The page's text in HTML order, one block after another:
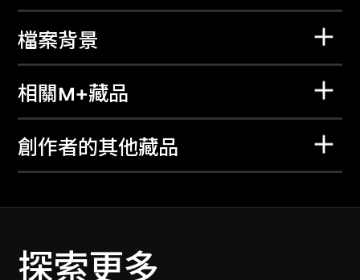
檔案背景
相關M+藏品
創作者的其他藏品
探索更多